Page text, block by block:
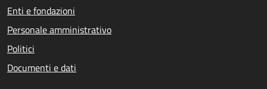
Enti e fondazioni
Personale amministrativo
Politici
Documenti e dati